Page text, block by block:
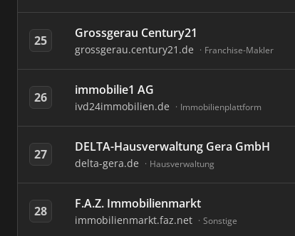
25 Grossgerau Century21
grossgerau.century21.de Franchise-Makler
26 immobilie1 AG
ivd24immobilien.de Immobilienplattform
27 DELTA-Hausverwaltung Gera GmbH
delta-gera.de Hausverwaltung
28 F.A.Z. Immobilienmarkt
immobilienmarkt.faz.net Sonstige